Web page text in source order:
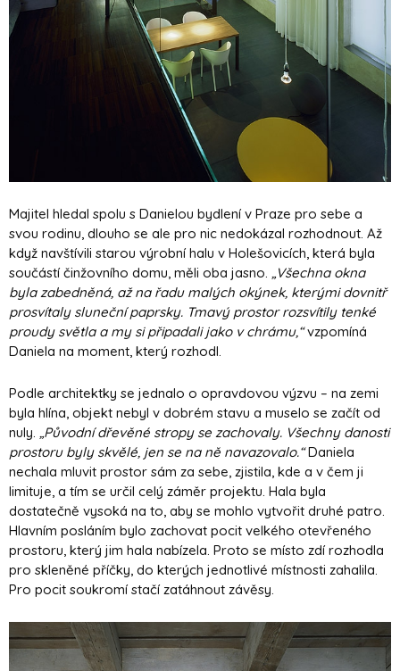
Majitel hledal spolu s Danielou bydlení v Praze pro sebe a
svou rodinu, dlouho se ale pro nic nedokázal rozhodnout. Až
když navštívili starou výrobní halu v Holešovicích, která byla
součástí činžovního domu, měli oba jasno. „Všechna okna
byla zabedněná, až na řadu malých okýnek, kterými dovnitř
prosvítaly sluneční paprsky. Tmavý prostor rozsvítily tenké
proudy světla a my si připadali jako v chrámu,“vzpomíná
Daniela na moment, který rozhodl.
Podle architektky se jednalo o opravdovou výzvu – na zemi
byla hlína, objekt nebyl v dobrém stavu a muselo se začít od
nuly. „Původní dřevěné stropy se zachovaly. Všechny danosti
prostoru byly skvělé, jen se na ně navazovalo.“Daniela
nechala mluvit prostor sám za sebe, zjistila, kde a v čem ji
limituje, a tím se určil celý záměr projektu. Hala byla
dostatečně vysoká na to, aby se mohlo vytvořit druhé patro.
Hlavním posláním bylo zachovat pocit velkého otevřeného
prostoru, který jim hala nabízela. Proto se místo zdí rozhodla
pro skleněné příčky, do kterých jednotlivé místnosti zahalila.
Pro pocit soukromí stačí zatáhnout závěsy.